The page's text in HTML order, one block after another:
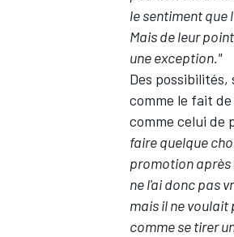
le sentiment que
Mais de leur
une exception."
Des
comme le fait
comme celui de
faire quelque
promotion après
ne l'ai donc pas
mais il ne voulait
comme se tirer